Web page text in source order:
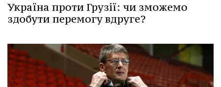
Україна проти Грузії: чи зможемо
здобути перемогу вдруге?